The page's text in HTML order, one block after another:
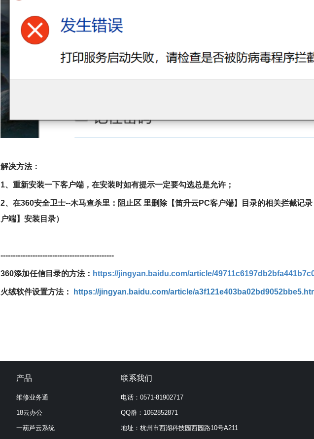
解决方法：
1、重新安装一下客户端，在安装时如有提示一定要勾选总是允许；
2、在360安全卫士--木马查杀里：阻止区 里删除【笛升云PC客户端】目录的相关拦截记
户端】安装目录）
----------------------------------------------
360添加任信目录的方法： https://jingyan.baidu.com/article/
火绒软件设置方法： https://jingyan.baidu.com/article/
产品
维修业务通
18云办公
一葫芦云系统
联系我们
电话：0571-81902717
QQ群：1062852871
地址：杭州市西湖科技园西园路10号A211